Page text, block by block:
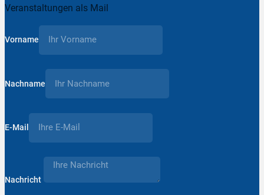
Veranstaltungen als Mail
Vorname
Nachname
E-Mail
Nachricht